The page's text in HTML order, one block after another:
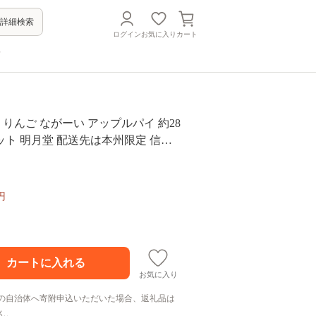
詳細検索
ログインお気に入り カート
りんご ながーい アップルパイ 約28
ト 明月堂 配送先は本州限定 信州
ケーキ 自家製 おやつ おいしい 甘
手土産 お祝い 人気 長野県 飯綱町
お気に入り
自治体へ寄附申込いただいた場合、返礼品は